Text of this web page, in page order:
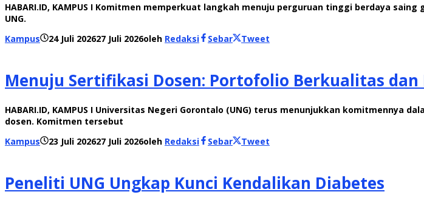
HABARI.ID, KAMPUS I Komitmen memperkuat langkah menuju perguruan tinggi berdaya
UNG.
Kampus
24 Juli 202627 Juli 2026oleh Redaksi Sebar Tweet
Menuju Sertifikasi Dosen: Portofolio Berkualitas
HABARI.ID, KAMPUS I Universitas Negeri Gorontalo (UNG) terus menunjukkan
dosen. Komitmen tersebut
Kampus
23 Juli 202627 Juli 2026oleh Redaksi Sebar Tweet
Peneliti UNG Ungkap Kunci Kendalikan Diabetes